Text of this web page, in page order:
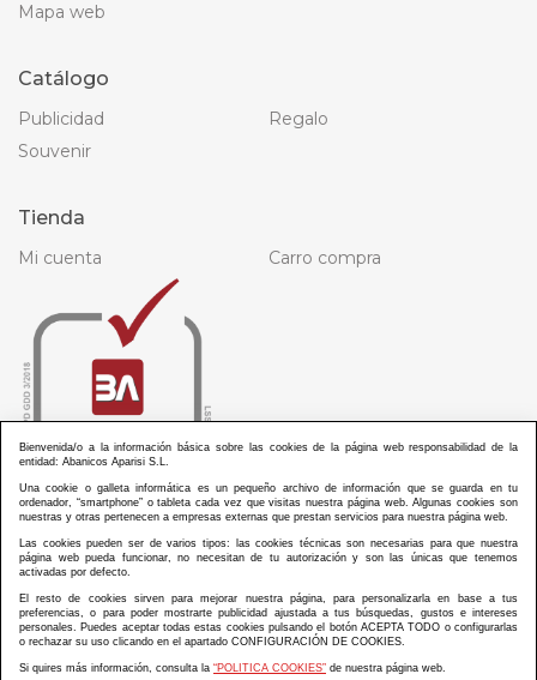
Mapa web
Catálogo
Publicidad
Regalo
Souvenir
Tienda
Mi cuenta Carro compra
ABANICOS APARISI S.L. ha recibido por parte de La Generalitat Valenciana, la cantidad de
100.000 € en apoyo al proyecto HISOLV/2021/3933/46 del PLAN EMPRESARIAL “PLAN RESISITIR
ABANICOS APARISI S.L. ha recibido por parte de La Generalitat Valenciana, la cantidad de 7.000
Bienvenida/o a la información básica sobre las cookies de la página web responsabilidad de la
entidad: Abanicos Aparisi S.L.
Una cookie o galleta informática es un pequeño archivo de información que se guarda en tu
ordenador, “smartphone” o tableta cada vez que visitas nuestra página web. Algunas cookies son
nuestras y otras pertenecen a empresas externas que prestan servicios para nuestra página web.
Las cookies pueden ser de varios tipos: las cookies técnicas son necesarias para que nuestra
página web pueda funcionar, no necesitan de tu autorización y son las únicas que tenemos
activadas por defecto.
El resto de cookies sirven para mejorar nuestra página, para personalizarla en base a tus
preferencias, o para poder mostrarte publicidad ajustada a tus búsquedas, gustos e intereses
personales. Puedes aceptar todas estas cookies pulsando el botón ACEPTA TODO o configurarlas
o rechazar su uso clicando en el apartado CONFIGURACIÓN DE COOKIES.
Si quires más información, consulta la “POLITICA COOKIES” de nuestra página web.